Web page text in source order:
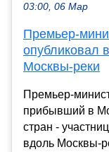
03:00, 06 Мар
Премьер-
опубликовал
Москвы-реки
Премьер-
прибывший в
стран -
вдоль Москвы-